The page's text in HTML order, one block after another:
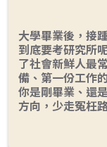
大學畢業後，接
到底要考研究所
了社會新鮮人最
備、第一份工作
你是剛畢業、還
方向，少走冤枉